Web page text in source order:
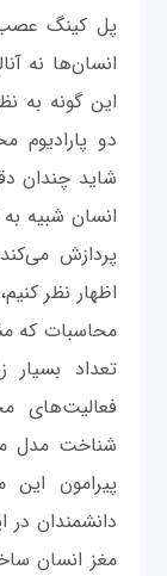
پل کینگ
انسان‌ها نه
این ‌گونه به
دو پارادیوم
شاید چندان
انسان شبیه
پردازش
اظهار نظر
محاسبات که
تعداد
فعالیت‌های
شناخت مدل
پیرامون
دانشمندان در
مغز انسان